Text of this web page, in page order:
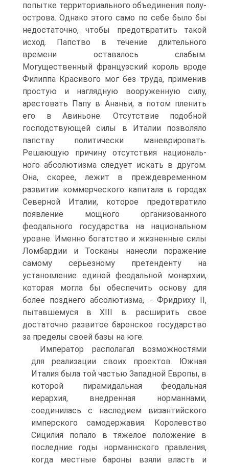
попытке территориального объединения полу­
острова. Однако этого само по себе было бы
недостаточно, чтобы пред­отвратить такой
исход. Папство в течение длительного
времени оста­валось слабым.
Могущественный французский король вроде
Филиппа Красивого мог без труда, применив
простую и наглядную вооруженную силу,
арестовать Папу в Ананьи, а потом пленить
его в Авиньоне. Отсут­ствие подобной
господствующей силы в Италии позволяло
папству по­литически маневрировать.
Решающую причину отсутствия националь­
ного абсолютизма следует искать в другом.
Она, скорее, лежит в преж­девременном
развитии коммерческого капитала в городах
Северной Италии, которое предотвратило
появление мощного организованного
феодального государства на национальном
уровне. Именно богатство и жизненные силы
Ломбардии и Тосканы нанесли поражение
самому серьезному претенденту на
установление единой феодальной монархии,
которая могла бы обеспечить основу для
более позднего абсолютизма, - Фридриху II,
пытавшемуся в XIII в. расширить свое
достаточно развитое баронское государство
за пределы своей базы на юге.
Император располагал возможностями
для реализации своих проек­тов. Южная
Италия была той частью Западной Европы, в
которой пира­мидальная феодальная
иерархия, внедренная норманнами,
соединилась с наследием византийского
имперского самодержавия. Королевство
Си­цилия попало в тяжелое положение в
последние годы норманнского правления,
когда местные бароны взяли власть и